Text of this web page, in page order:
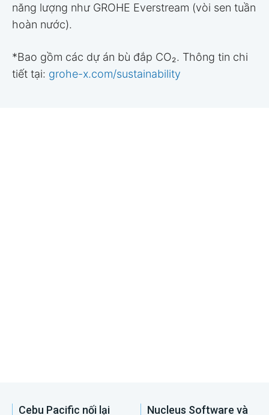
năng lượng như GROHE Everstream (vòi sen tuần
hoàn nước).
*Bao gồm các dự án bù đắp CO₂. Thông tin chi
tiết tại: grohe-x.com/sustainability
Cebu Pacific nối lại Nucleus Software và